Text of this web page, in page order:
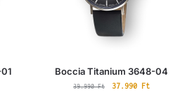
Boccia Titanium 3648-04
39.990Ft 37.990 Ft